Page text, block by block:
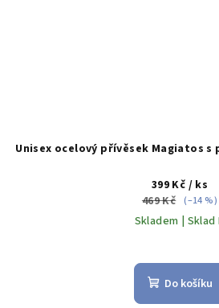
Unisex ocelový přívěsek Magiatos s
399 Kč / ks
469 Kč (–14 %)
Skladem | Sklad
Do košíku